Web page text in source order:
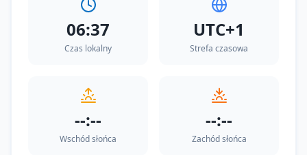
06:37
Czas lokalny
UTC+1
Strefa czasowa
--:--
Wschód słońca
--:--
Zachód słońca